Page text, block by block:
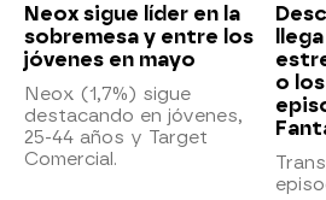
Neox sigue líder en la
sobremesa y entre los
jóvenes en mayo
Neox (1,7%) sigue
destacando en jóvenes,
25-44 años y Target
Comercial.
o